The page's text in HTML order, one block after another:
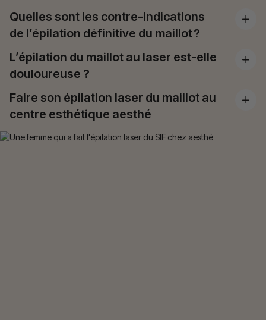
Quelles sont les contre-indications
de l’épilation définitive du maillot ?
L’épilation du maillot au laser est-elle
douloureuse ?
Faire son épilation laser du maillot au
centre esthétique aesthé